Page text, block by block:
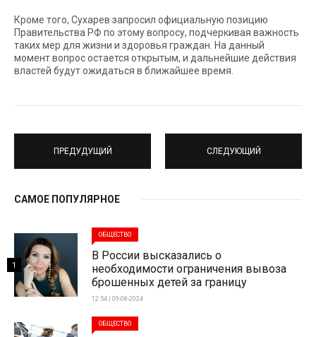
Кроме того, Сухарев запросил официальную позицию
Правительства РФ по этому вопросу, подчеркивая важность
таких мер для жизни и здоровья граждан. На данный
момент вопрос остается открытым, и дальнейшие действия
властей будут ожидаться в ближайшее время.
ПРЕДУДУЩИЙ СЛЕДУЮЩИЙ
САМОЕ ПОПУЛЯРНОЕ
ОБЩЕСТВО
В России высказались о
необходимости ограничения вывоза
брошенных детей за границу
12:54 | 09-08-2024
1
ОБЩЕСТВО